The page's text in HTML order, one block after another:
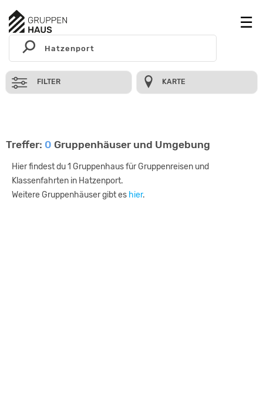
FILTER KARTE
Treffer: 0 Gruppenhäuser und Umgebung
Hier findest du 1 Gruppenhaus für Gruppenreisen und
Klassenfahrten in Hatzenport.
Weitere Gruppenhäuser gibt es hier.